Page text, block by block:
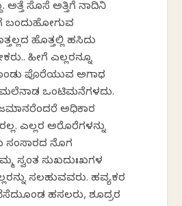
ಅತ್ತೆ ಸೊಸೆ ಅತ್ತಿಗೆ ನಾದಿನಿ
ಬಂದುಹೋಗುವ
ಹೊತ್ತಲ್ಲಿ ಹಸಿದು
ಹೀಗೆ ಎಲ್ಲರನ್ನೂ
ಪೊರೆಯುವ ಅಗಾಧ
ಮಲೆನಾಡ ಒಂಟಿಮನೆಗಳದು.
ಅಧಿಕಾರ
ಎಲ್ಲರ ಅರೆಕೊರೆಗಳನ್ನು
ಸಂಸಾರದ ನೊಗ
ಸ್ವಂತ ಸುಖದುಃಖಗಳ
ಸಲಹುವವರು. ಹವ್ಯಕರ
ಹಸಲರು, ಶೂದ್ರರ